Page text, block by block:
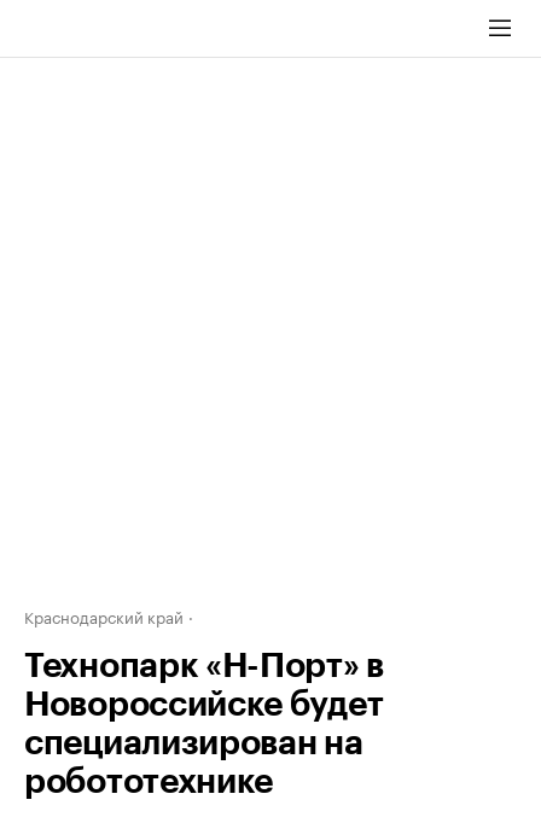
Краснодарский край
Технопарк «Н-Порт» в
Новороссийске будет
специализирован на
робототехнике